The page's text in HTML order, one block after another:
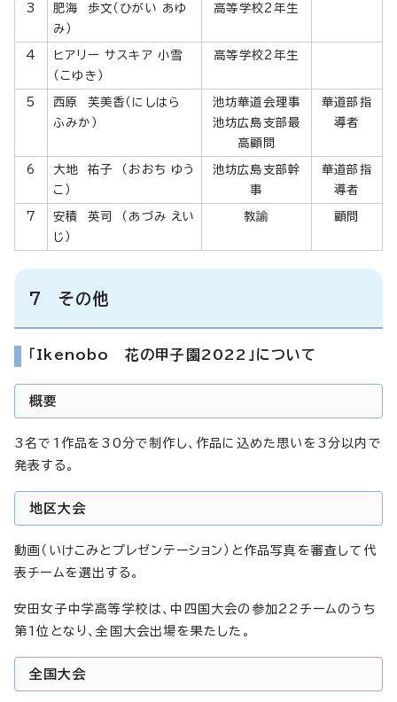
3
肥海 歩文（ひがい あゆ
み）
高等学校2年生
4
ヒアリー サスキア 小雪
（こゆき）
高等学校2年生
5
西原 芙美香（にしはら
ふみか）
池坊華道会理事
池坊広島支部最
高顧問
華道部指
導者
6
大地 祐子 （おおち ゆう
こ）
池坊広島支部幹
事
華道部指
導者
7
安積 英司 （あづみ えい
じ）
教諭 顧問
7 その他
「Ikenobo 花の甲子園2022」について
概要
3名で1作品を30分で制作し、作品に込めた思いを3分以内で
発表する。
地区大会
動画（いけこみとプレゼンテーション）と作品写真を審査して代
表チームを選出する。
安田女子中学高等学校は、中四国大会の参加22チームのうち
第1位となり、全国大会出場を果たした。
全国大会